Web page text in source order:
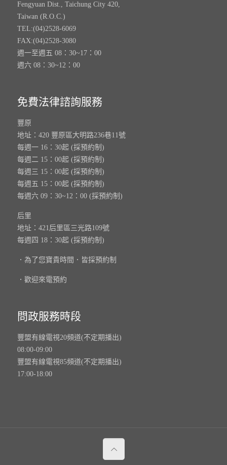
Fengyuan Dist., Taichung City 420,
Taiwan (R.O.C.)
TEL:(04)2528-6069
FAX:(04)2528-3080
週一至週五 08：30~17：00
週六 08：30~12：00
免費法律諮詢服務
豐原
地址：420 豐原區大明路236巷11號
每週一 16：30起 (採預約制)
每週二 15：00起 (採預約制)
每週三 15：00起 (採預約制)
每週五 15：00起 (採預約制)
每週六 09：30~12：00 (採預約制)
后里
地址：421后里區三光路109號
每週四 18：30起 (採預約制)
．為了您寶貴時間．皆採預約制
．歡迎來電預約
問政服務時段
豐盟有線電視20頻道(不定期播出)
08:00-09:00
豐盟有線電視85頻道(不定期播出)
17:00-18:00